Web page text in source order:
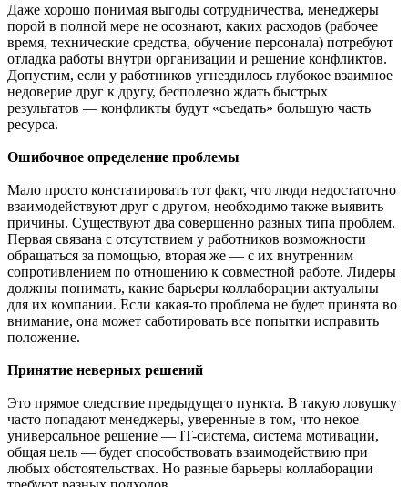
Даже хорошо понимая выгоды сотрудничества, менеджеры
порой в полной мере не осознают, каких расходов (рабочее
время, технические средства, обучение персонала) потребуют
отладка работы внутри организации и решение конфликтов.
Допустим, если у работников угнездилось глубокое взаимное
недоверие друг к другу, бесполезно ждать быстрых
результатов — конфликты будут «съедать» большую часть
ресурса.
Ошибочное определение проблемы
Мало просто констатировать тот факт, что люди недостаточно
взаимодействуют друг с другом, необходимо также выявить
причины. Существуют два совершенно разных типа проблем.
Первая связана с отсутствием у работников возможности
обращаться за помощью, вторая же — с их внутренним
сопротивлением по отношению к совместной работе. Лидеры
должны понимать, какие барьеры коллаборации актуальны
для их компании. Если какая-то проблема не будет принята во
внимание, она может саботировать все попытки исправить
положение.
Принятие неверных решений
Это прямое следствие предыдущего пункта. В такую ловушку
часто попадают менеджеры, уверенные в том, что некое
универсальное решение — IT-система, система мотивации,
общая цель — будет способствовать взаимодействию при
любых обстоятельствах. Но разные барьеры коллаборации